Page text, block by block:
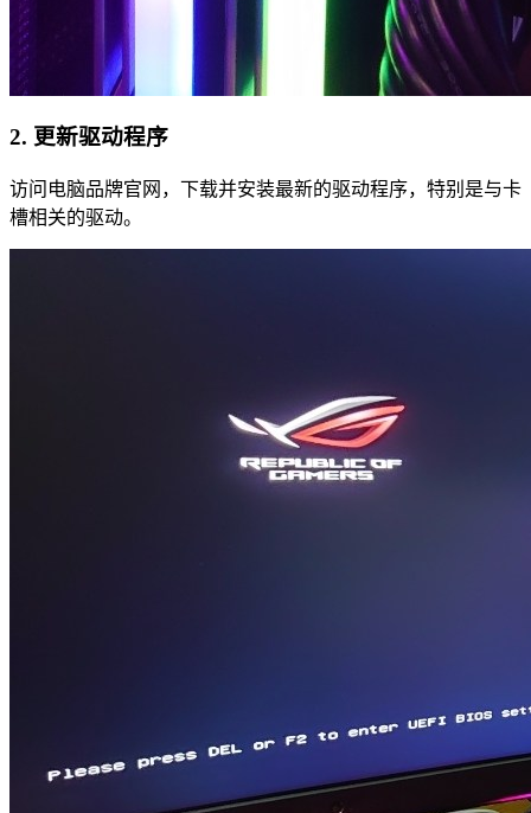
2. 更新驱动程序
访问电脑品牌官网，下载并安装最新的驱动程序，特别是与卡
槽相关的驱动。